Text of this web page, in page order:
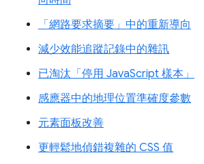
「網路要求摘要」中的重新導向
減少效能追蹤記錄中的雜訊
已淘汰「停用 JavaScript 樣本」
感應器中的地理位置準確度參數
元素面板改善
更輕鬆地偵錯複雜的 CSS 值